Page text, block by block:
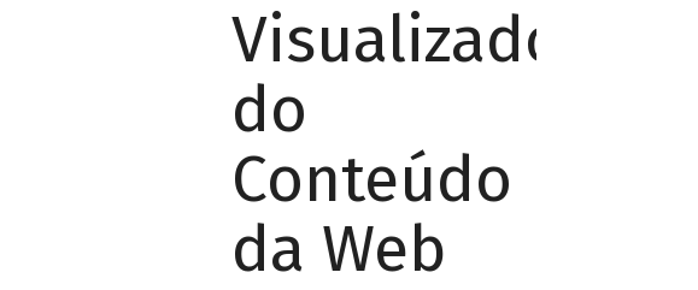
Visualizador
do
Conteúdo
da Web